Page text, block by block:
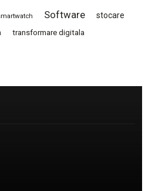
Software stocare
transformare digitala